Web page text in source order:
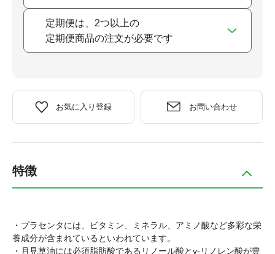
定期便は、2つ以上の
定期便商品の注文が必要です
お気に入り登録 お問い合わせ
特徴
・プラセンタには、ビタミン、ミネラル、アミノ酸など多彩な栄
養成分が含まれているといわれています。
・月見草油には必須脂肪酸であるリノール酸とγ-リノレン酸が豊